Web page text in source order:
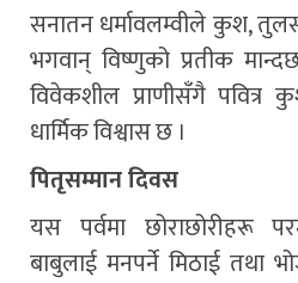
सनातन धर्मावलम्वीले कुश,
भगवान् विष्णुको प्रतीक
विवेकशील प्राणीसँगै पवित्र
धार्मिक विश्वास छ ।
पितृसम्मान दिवस
यस पर्वमा छोराछोरीहरू
बाबुलाई मनपर्ने मिठाई तथा